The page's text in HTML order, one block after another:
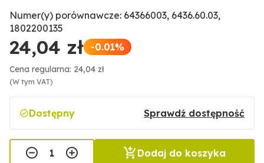
Numer(y) porównawcze: 64366003, 6436.60.03,
1802200135
24,04 zł -0.01%
Cena regularna: 24,04 zł
(W tym VAT)
Dostępny Sprawdź dostępność
Dodaj do koszyka